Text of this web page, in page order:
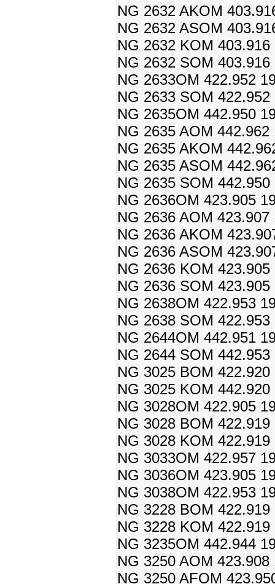
NG 2632 AKOM
NG 2632 ASOM
NG 2632 KOM
NG 2632 SOM
NG 2633OM 422.952
NG 2633 SOM
NG 2635OM 442.950
NG 2635 AOM
NG 2635 AKOM
NG 2635 ASOM
NG 2635 SOM
NG 2636OM 423.905
NG 2636 AOM
NG 2636 AKOM
NG 2636 ASOM
NG 2636 KOM
NG 2636 SOM
NG 2638OM 422.953
NG 2638 SOM
NG 2644OM 442.951
NG 2644 SOM
NG 3025 BOM
NG 3025 KOM
NG 3028OM 422.905
NG 3028 BOM
NG 3028 KOM
NG 3033OM 422.957
NG 3036OM 423.905
NG 3038OM 422.953
NG 3228 BOM
NG 3228 KOM
NG 3235OM 442.944
NG 3250 AOM
NG 3250 AFOM